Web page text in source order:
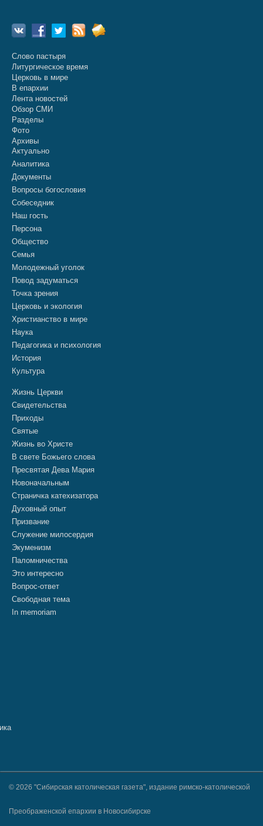
Слово пастыря
Литургическое время
Церковь в мире
В епархии
Лента новостей
Обзор СМИ
Разделы
Фото
Архивы
Актуально
Аналитика
Документы
Вопросы богословия
Собеседник
Наш гость
Персона
Общество
Семья
Молодежный уголок
Повод задуматься
Точка зрения
Церковь и экология
Христианство в мире
Наука
Педагогика и психология
История
Культура
Жизнь Церкви
Свидетельства
Приходы
Святые
Жизнь во Христе
В свете Божьего слова
Пресвятая Дева Мария
Новоначальным
Страничка катехизатора
Духовный опыт
Призвание
Служение милосердия
Экуменизм
Паломничества
Это интересно
Вопрос-ответ
Свободная тема
In memoriam
© 2026 "Сибирская католическая газета", издание римско-католической
Преображенской епархии в Новосибирске